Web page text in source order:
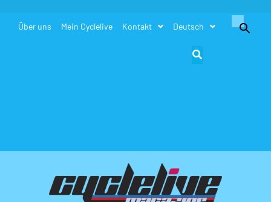
Über uns Mein Cyclelive Kontakt Deutsch
Search